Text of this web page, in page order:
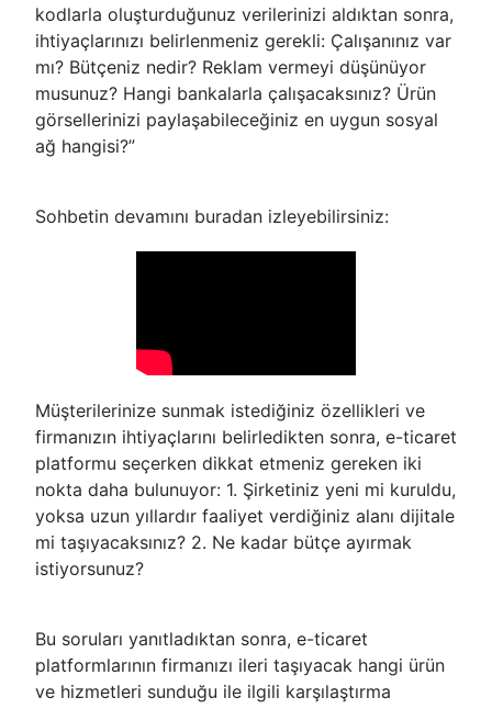
kodlarla oluşturduğunuz verilerinizi aldıktan sonra,
ihtiyaçlarınızı belirlenmeniz gerekli: Çalışanınız var
mı? Bütçeniz nedir? Reklam vermeyi düşünüyor
musunuz? Hangi bankalarla çalışacaksınız? Ürün
görsellerinizi paylaşabileceğiniz en uygun sosyal
ağ hangisi?”
Sohbetin devamını buradan izleyebilirsiniz:
Müşterilerinize sunmak istediğiniz özellikleri ve
firmanızın ihtiyaçlarını belirledikten sonra, e-ticaret
platformu seçerken dikkat etmeniz gereken iki
nokta daha bulunuyor: 1. Şirketiniz yeni mi kuruldu,
yoksa uzun yıllardır faaliyet verdiğiniz alanı dijitale
mi taşıyacaksınız? 2. Ne kadar bütçe ayırmak
istiyorsunuz?
Bu soruları yanıtladıktan sonra, e-ticaret
platformlarının firmanızı ileri taşıyacak hangi ürün
ve hizmetleri sunduğu ile ilgili karşılaştırma